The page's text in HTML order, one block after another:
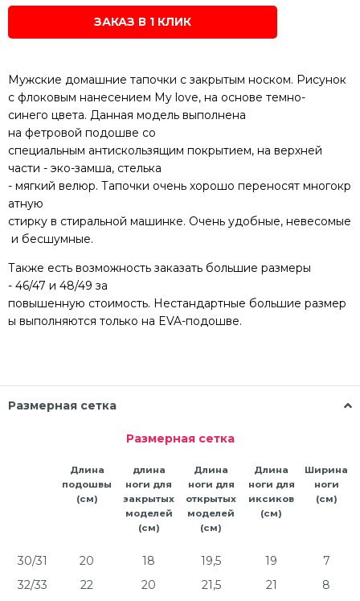
ЗАКАЗ В 1 КЛИК
Мужские домашние тапочки с закрытым носком. Рисунок
с флоковым нанесением My love, на основе темно-
синего цвета. Данная модель выполнена
на фетровой подошве со
специальным антискользящим покрытием, на верхней
части - эко-замша, стелька
- мягкий велюр. Тапочки очень хорошо переносят многокр
атную
стирку в стиральной машинке. Очень удобные, невесомые
и бесшумные.
Также есть возможность заказать большие размеры
- 46/47 и 48/49 за
повышенную стоимость. Нестандартные большие размер
ы выполняются только на EVA-подошве.
Размерная сетка
Размерная сетка
Длина
подошвы
(см)
длина
ноги для
закрытых
моделей
(см)
Длина
ноги для
открытых
моделей
(см)
Длина
ноги для
иксиков
(см)
Ширина
ноги
(см)
30/31 20 18 19,5 19
7
32/33
22 20 21,5 21
8